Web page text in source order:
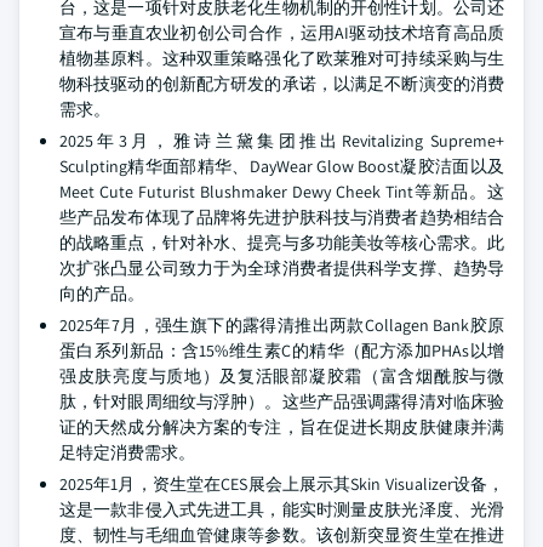
台，这是一项针对皮肤老化生物机制的开创性计划。公司还
宣布与垂直农业初创公司合作，运用AI驱动技术培育高品质
植物基原料。这种双重策略强化了欧莱雅对可持续采购与生
物科技驱动的创新配方研发的承诺，以满足不断演变的消费
需求。
2025年3月，雅诗兰黛集团推出Revitalizing Supreme+
Sculpting精华面部精华、DayWear Glow Boost凝胶洁面以及
Meet Cute Futurist Blushmaker Dewy Cheek Tint等新品。这
些产品发布体现了品牌将先进护肤科技与消费者趋势相结合
的战略重点，针对补水、提亮与多功能美妆等核心需求。此
次扩张凸显公司致力于为全球消费者提供科学支撑、趋势导
向的产品。
2025年7月，强生旗下的露得清推出两款Collagen Bank胶原
蛋白系列新品：含15%维生素C的精华（配方添加PHAs以增
强皮肤亮度与质地）及复活眼部凝胶霜（富含烟酰胺与微
肽，针对眼周细纹与浮肿）。这些产品强调露得清对临床验
证的天然成分解决方案的专注，旨在促进长期皮肤健康并满
足特定消费需求。
2025年1月，资生堂在CES展会上展示其Skin Visualizer设备，
这是一款非侵入式先进工具，能实时测量皮肤光泽度、光滑
度、韧性与毛细血管健康等参数。该创新突显资生堂在推进